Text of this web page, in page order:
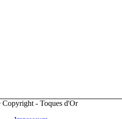
- Toques d'Or